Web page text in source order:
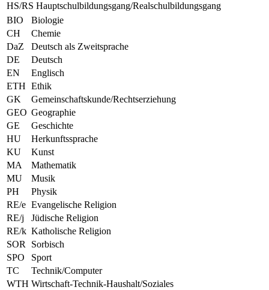
HS/RS Hauptschulbildungsgang/Realschulbildungsgang
BIO
Biologie
CH
Chemie
DaZ
Deutsch als Zweitsprache
DE
Deutsch
EN
Englisch
ETH Ethik
GK
Gemeinschaftskunde/Rechtserziehung
GEO Geographie
GE
Geschichte
HU
Herkunftssprache
KU
Kunst
MA
Mathematik
MU
Musik
PH
Physik
RE/e Evangelische Religion
RE/j
Jüdische Religion
RE/k Katholische Religion
SOR
Sorbisch
SPO
Sport
TC
Technik/Computer
WTH Wirtschaft-Technik-Haushalt/Soziales